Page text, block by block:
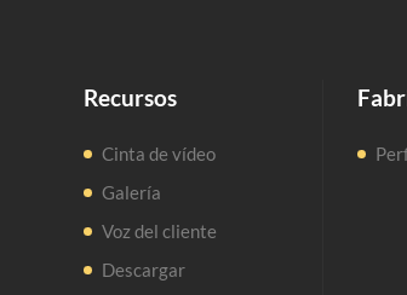
Recursos
Cinta de vídeo
Galería
Voz del cliente
Descargar